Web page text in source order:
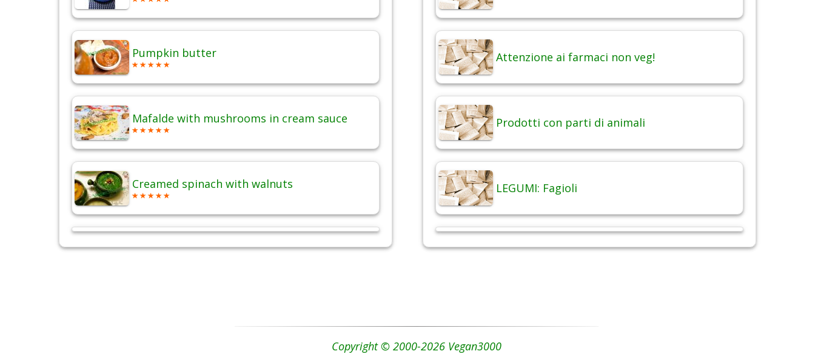
Pumpkin butter
Mafalde with mushrooms in cream sauce
Creamed spinach with walnuts
Attenzione ai farmaci non veg!
Prodotti con parti di animali
LEGUMI: Fagioli
Copyright © 2000-2026 Vegan3000